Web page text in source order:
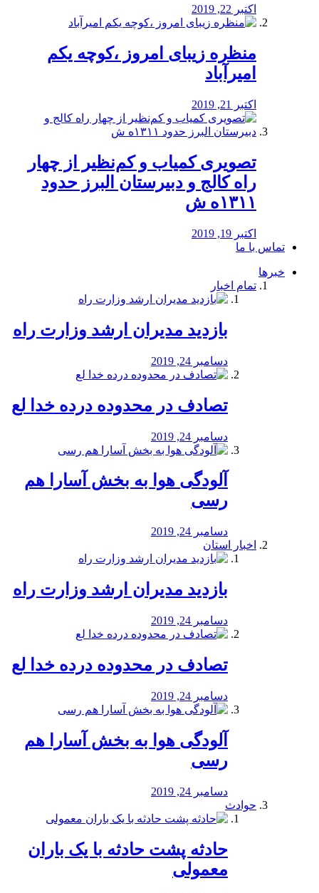
اکتبر 22, 2019
منظره‌‌ زیبای امروز ،کوچه یکم
امیرآباد
اکتبر 21, 2019
️تصویری کمیاب و کم‌نظیر از چهار
راه كالج و دبيرستان البرز حدود
۱۳۱۱ه ش
اکتبر 19, 2019
تماس با ما
خبرها
تمام اخبار
بازدید مدیران ارشد وزارت راه
دسامبر 24, 2019
تصادف در محدوده درده خدا لع
دسامبر 24, 2019
آلودگی هوا به بخش آسارا هم
رسی
دسامبر 24, 2019
اخبار استان
بازدید مدیران ارشد وزارت راه
دسامبر 24, 2019
تصادف در محدوده درده خدا لع
دسامبر 24, 2019
آلودگی هوا به بخش آسارا هم
رسی
دسامبر 24, 2019
حوادث
️حادثه پشت حادثه با یک باران
معمولی